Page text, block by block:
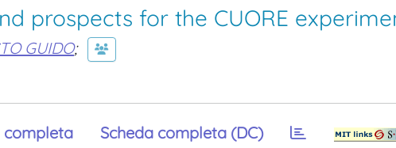
prospects for the CUORE
GUIDO;
completa Scheda completa (DC)